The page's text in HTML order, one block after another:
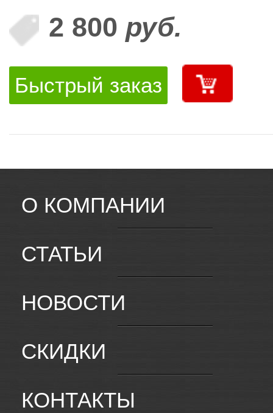
2 800 руб.
Быстрый заказ
О КОМПАНИИ
СТАТЬИ
НОВОСТИ
СКИДКИ
КОНТАКТЫ